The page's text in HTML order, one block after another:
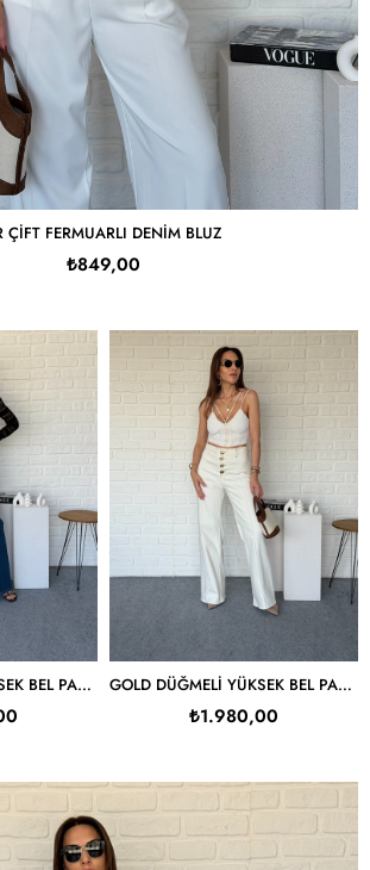
ÇIFT FERMUARLI DENIM BLUZ
₺849,00
GOLD DÜĞMELI YÜKSEK BEL PALAZZO JEAN GOLD DÜĞMELI YÜKSEK BEL PALAZZO JEAN
₺1.980,00